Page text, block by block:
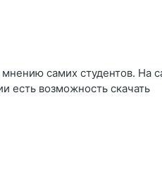
самих студентов. На
есть возможность скачать